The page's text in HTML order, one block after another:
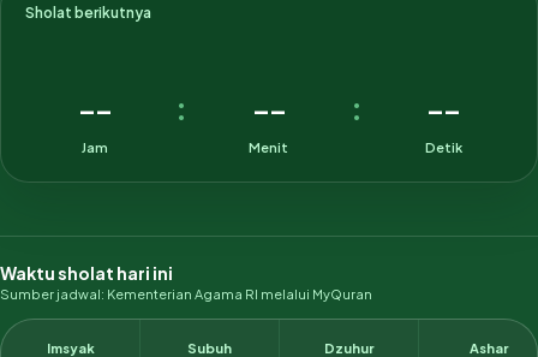
Sholat berikutnya
--
Jam
: --
Menit
: --
Detik
Waktu sholat hari ini
Sumber jadwal: Kementerian Agama RI melalui MyQuran
Imsyak Subuh Dzuhur Ashar